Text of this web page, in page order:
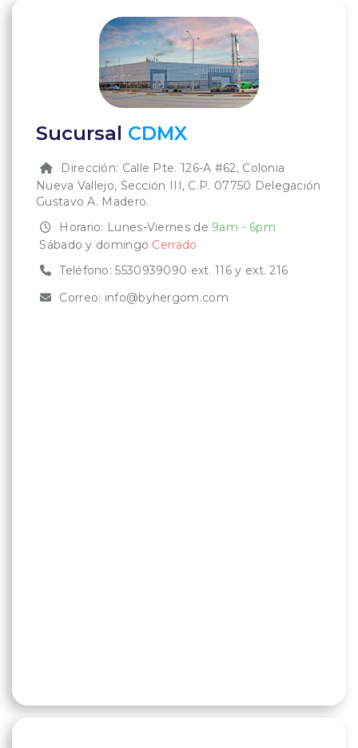
Sucursal CDMX
Dirección: Calle Pte. 126-A #62, Colonia
Nueva Vallejo, Sección III, C.P. 07750 Delegación
Gustavo A. Madero.
Horario: Lunes-Viernes de 9am - 6pm
Sábado y domingo Cerrado
Teléfono:5530939090 ext. 116 y ext. 216
Correo: info@byhergom.com